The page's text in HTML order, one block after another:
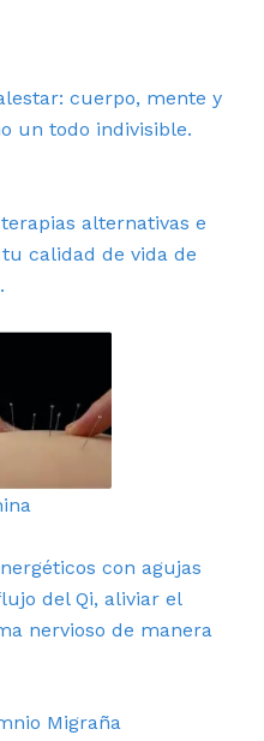
cuerpo, mente y
un todo indivisible.
alternativas e
calidad de vida de
con agujas
del Qi, aliviar el
nervioso de manera
Migraña